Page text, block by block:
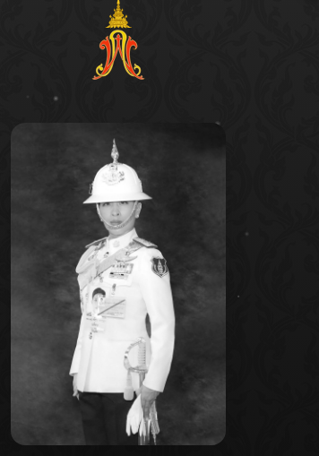
งกีฬา E-Sport และเสียงหัวเราะ ความ
พของ
วี (ปารีส เบแรลค์)
นักกีฬา E-Sport
ข้าร่วมเป็นหนึ่งในสมาชิก
ยมี
เบตาส์ ดัสติน (เทย์เลอร์ ซาคาร์ เปเรซ)
า เมื่อถูกหมิ่นในศักดิ์ศรี วีจึงขอกู้มันคืน
วสายแซ่บอย่าง
สโลน (ฮาริ เนฟ)
ายระดับชาติ และล้มทีมเบตาส์ให้สำเร็จ